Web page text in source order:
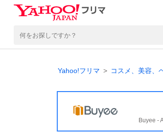
Yahoo!フリマ コスメ、美容、
Buyee -